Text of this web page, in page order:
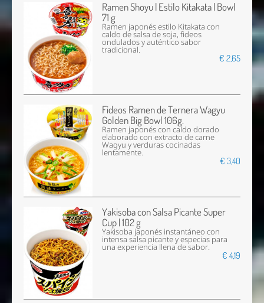
Ramen Shoyu | Estilo Kitakata | Bowl
71 g
Ramen japonés estilo Kitakata con
caldo de salsa de soja, fideos
ondulados y auténtico sabor
tradicional.
€ 2,65
Fideos Ramen de Ternera Wagyu
Golden Big Bowl 106g.
Ramen japonés con caldo dorado
elaborado con extracto de carne
Wagyu y verduras cocinadas
lentamente.
€ 3,40
Yakisoba con Salsa Picante Super
Cup | 102 g
Yakisoba japonés instantáneo con
intensa salsa picante y especias para
una experiencia llena de sabor.
€ 4,19